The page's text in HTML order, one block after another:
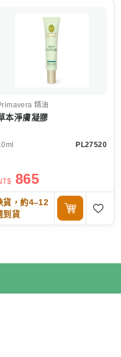
精油
本淨膚凝膠
PL27520
865
貨，約4–12
到貨